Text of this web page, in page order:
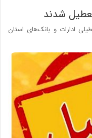
شدند
ادارات و بانک‌های استان